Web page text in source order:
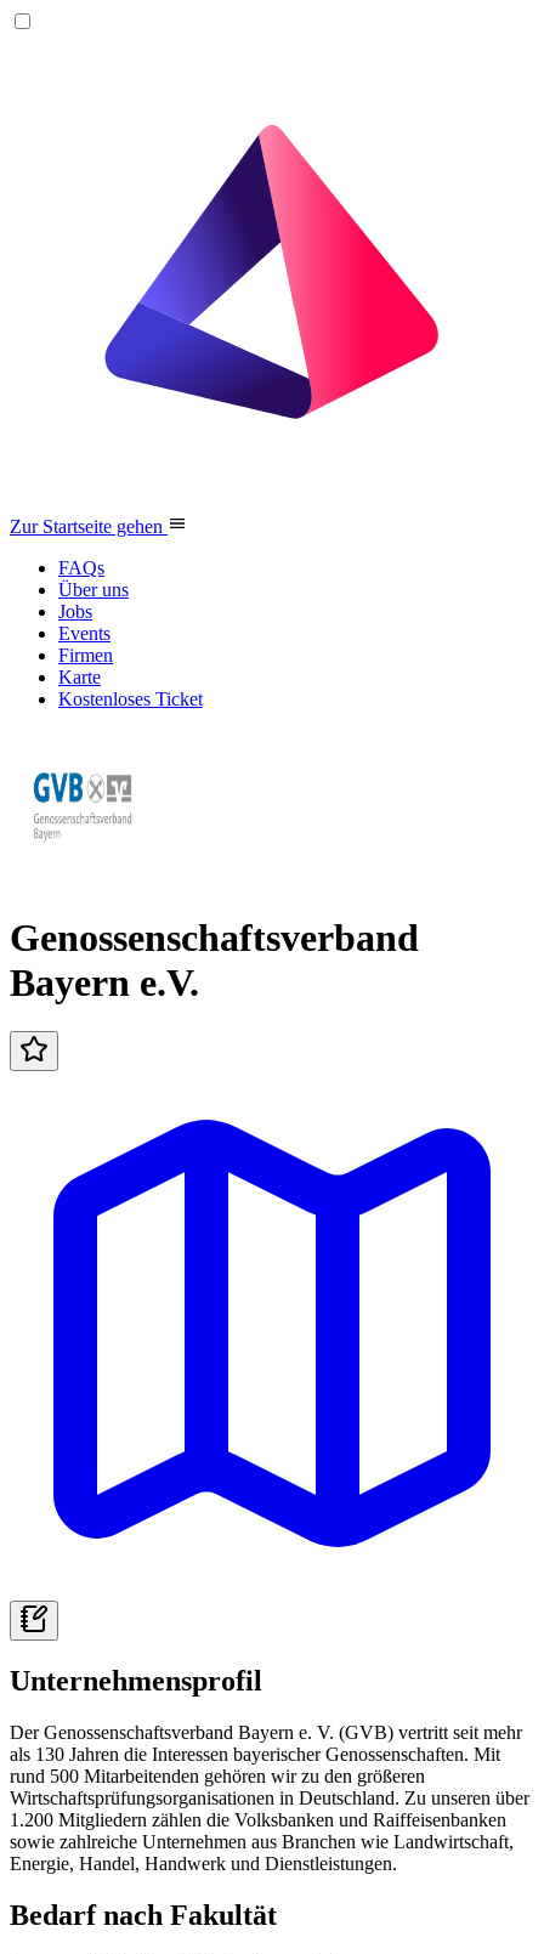
Zur Startseite gehen
FAQs
Über uns
Jobs
Events
Firmen
Karte
Kostenloses Ticket
Genossenschaftsverband
Bayern e.V.
Unternehmensprofil
Der Genossenschaftsverband Bayern e. V. (GVB) vertritt seit mehr
als 130 Jahren die Interessen bayerischer Genossenschaften. Mit
rund 500 Mitarbeitenden gehören wir zu den größeren
Wirtschaftsprüfungsorganisationen in Deutschland. Zu unseren über
1.200 Mitgliedern zählen die Volksbanken und Raiffeisenbanken
sowie zahlreiche Unternehmen aus Branchen wie Landwirtschaft,
Energie, Handel, Handwerk und Dienstleistungen.
Bedarf nach Fakultät